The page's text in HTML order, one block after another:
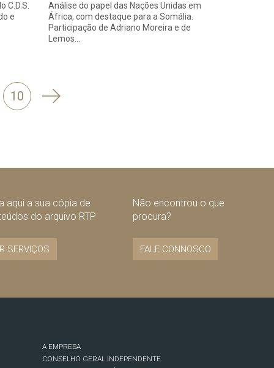
C.D.S.
e
Análise do papel das Nações Unidas em
África, com destaque para a Somália.
Participação de Adriano Moreira e de
Lemos…
10 Seguinte
aqui a sua cópia de
do arquivo RTP
SERVIÇOS
Não encontrou o que
procura?
FALE CONNOSCO
A EMPRESA
CONSELHO GERAL INDEPENDENTE